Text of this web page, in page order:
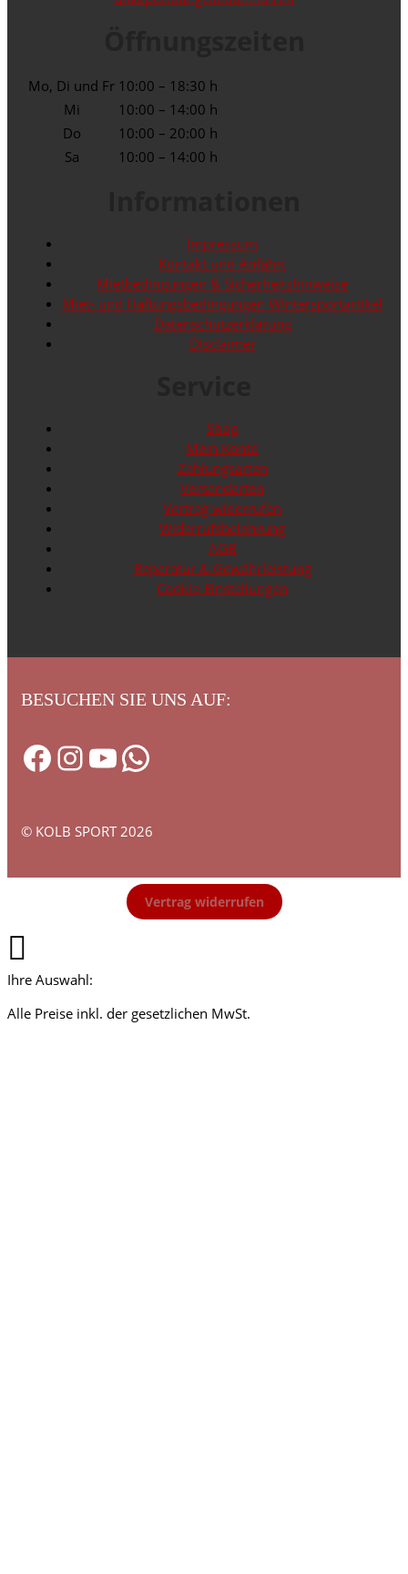
Mo, Di und Fr 10:00 – 18:30 h
Mi
10:00 – 14:00 h
Do
10:00 – 20:00 h
Sa
10:00 – 14:00 h
Impressum
Kontakt und Anfahrt
Mietbedingungen & Sicherheitshinweise
Miet- und Haftungsbedingungen Wintersportartikel
Datenschutzerklärung
Disclaimer
Shop
Mein Konto
Zahlungsarten
Versandarten
Vertrag widerrufen
Widerrufsbelehrung
AGB
Reparatur & Gewährleistung
Cookie-Einstellungen
BESUCHEN SIE UNS AUF:
Facebook
Instagram
YouTube
WhatsApp
© KOLB SPORT 2026
Vertrag widerrufen
Ihre Auswahl:
Alle Preise inkl. der gesetzlichen MwSt.